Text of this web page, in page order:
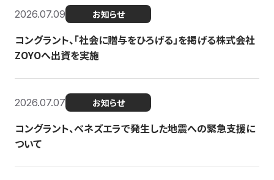
2026.07.09 お知らせ
コングラント、「社会に贈与をひろげる」を掲げる株式会社
ZOYOへ出資を実施
2026.07.07 お知らせ
コングラント、ベネズエラで発生した地震への緊急支援に
ついて